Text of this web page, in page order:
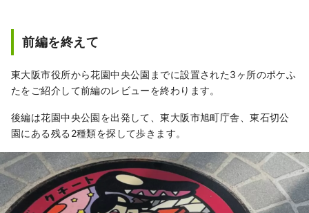
前編を終えて
東大阪市役所から花園中央公園までに設置された3ヶ所のポケふ
たをご紹介して前編のレビューを終わります。
後編は花園中央公園を出発して、東大阪市旭町庁舎、東石切公
園にある残る2種類を探して歩きます。